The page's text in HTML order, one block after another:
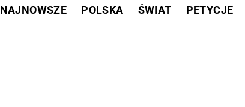
NAJNOWSZE POLSKA ŚWIAT PETYCJE